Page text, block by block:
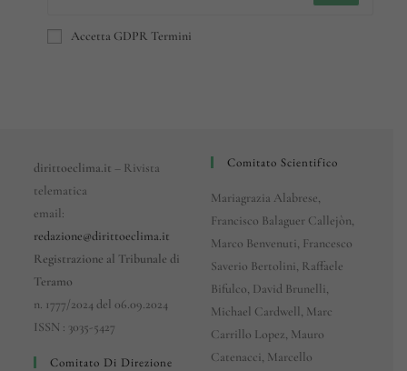
Accetta GDPR Termini
dirittoeclima.it – Rivista
telematica
email:
redazione@dirittoeclima.it
Registrazione al Tribunale di
Teramo
n. 1777/2024 del 06.09.2024
ISSN : 3035-5427
Comitato Di Direzione
Comitato Scientifico
Mariagrazia Alabrese,
Francisco Balaguer Callejòn,
Marco Benvenuti, Francesco
Saverio Bertolini, Raffaele
Bifulco, David Brunelli,
Michael Cardwell, Marc
Carrillo Lopez, Mauro
Catenacci, Marcello